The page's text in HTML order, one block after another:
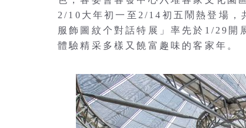
2/10大年初一至2/14初五鬧熱登場，
服飾圖紋个對話特展」率先於1/29開
體驗精采多樣又饒富趣味的客家年。